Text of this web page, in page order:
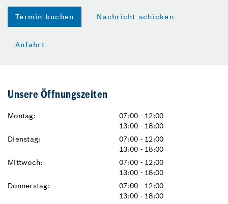
Termin buchen Nachricht schicken
Anfahrt
Unsere Öffnungszeiten
Montag:
07:00 - 12:00
13:00 - 18:00
Dienstag:
07:00 - 12:00
13:00 - 18:00
Mittwoch:
07:00 - 12:00
13:00 - 18:00
Donnerstag:
07:00 - 12:00
13:00 - 18:00